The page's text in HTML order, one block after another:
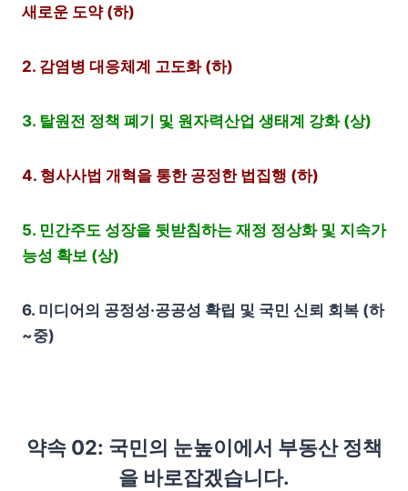
새로운 도약 (하)
2. 감염병 대응체계 고도화 (하)
3. 탈원전 정책 폐기 및 원자력산업 생태계 강화 (상)
4. 형사사법 개혁을 통한 공정한 법집행 (하)
5. 민간주도 성장을 뒷받침하는 재정 정상화 및 지속가
능성 확보 (상)
6. 미디어의 공정성·공공성 확립 및 국민 신뢰 회복 (하
~중)
약속 02: 국민의 눈높이에서 부동산 정책
을 바로잡겠습니다.